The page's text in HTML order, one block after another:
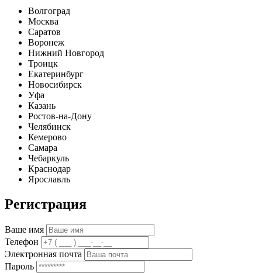
Волгоград
Москва
Саратов
Воронеж
Нижний Новгород
Троицк
Екатеринбург
Новосибирск
Уфа
Казань
Ростов-на-Дону
Челябинск
Кемерово
Самара
Чебаркуль
Краснодар
Ярославль
Регистрация
Ваше имя
Телефон
Электронная почта
Пароль